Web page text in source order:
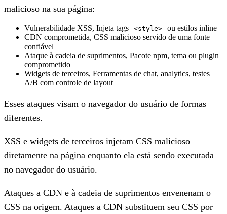
malicioso na sua página:
Vulnerabilidade XSS, Injeta tags <style>
ou estilos inline
CDN comprometida, CSS malicioso servido de uma fonte
confiável
Ataque à cadeia de suprimentos, Pacote npm, tema ou plugin
comprometido
Widgets de terceiros, Ferramentas de chat, analytics, testes
A/B com controle de layout
Esses ataques visam o navegador do usuário de formas
diferentes.
XSS e widgets de terceiros injetam CSS malicioso
diretamente na página enquanto ela está sendo executada
no navegador do usuário.
Ataques a CDN e à cadeia de suprimentos envenenam o
CSS na origem. Ataques a CDN substituem seu CSS por